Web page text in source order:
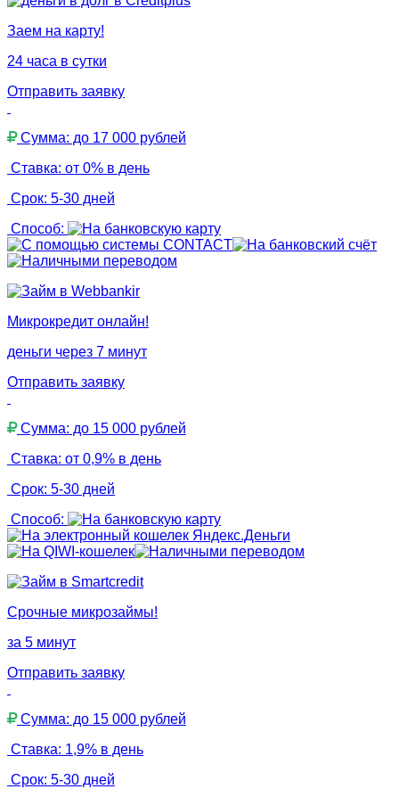
Заем на карту!
24 часа в сутки
Отправить заявку
Сумма: до 17 000 рублей
Ставка: от 0% в день
Срок: 5-30 дней
Способ:
Микрокредит онлайн!
деньги через 7 минут
Отправить заявку
Сумма: до 15 000 рублей
Ставка: от 0,9% в день
Срок: 5-30 дней
Способ:
Срочные микрозаймы!
за 5 минут
Отправить заявку
Сумма: до 15 000 рублей
Ставка: 1,9% в день
Срок: 5-30 дней